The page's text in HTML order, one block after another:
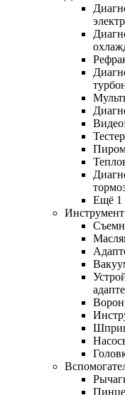
Ещё 1